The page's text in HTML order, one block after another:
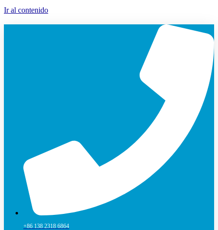
Ir al contenido
+86 138 2318 6864